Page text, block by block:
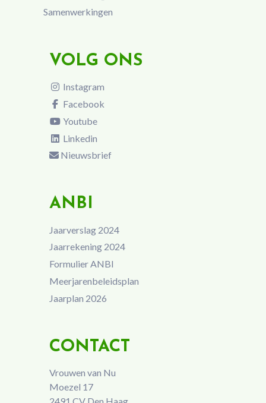
Samenwerkingen
VOLG ONS
Instagram
Facebook
Youtube
Linkedin
Nieuwsbrief
ANBI
Jaarverslag 2024
Jaarrekening 2024
Formulier ANBI
Meerjarenbeleidsplan
Jaarplan 2026
CONTACT
Vrouwen van Nu
Moezel 17